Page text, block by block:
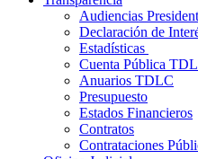
Audiencias
Declaración de
Estadísticas
Cuenta Pública
Anuarios TDLC
Presupuesto
Estados Financieros
Contratos
Contrataciones